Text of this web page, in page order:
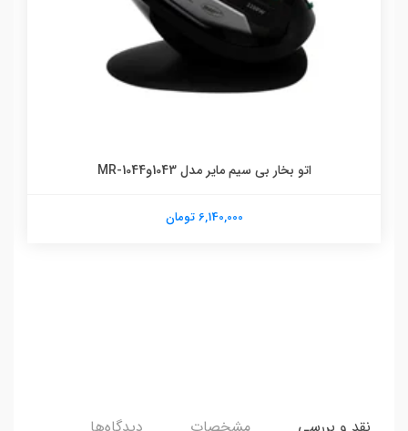
اتو بخار بی سیم مایر مدل 1043وMR-1044
6,140,000 تومان